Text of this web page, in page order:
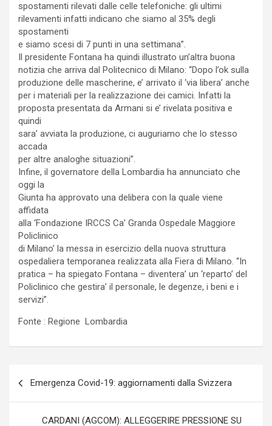
spostamenti rilevati dalle celle telefoniche: gli ultimi
rilevamenti infatti indicano che siamo al 35% degli
spostamenti
e siamo scesi di 7 punti in una settimana”.
Il presidente Fontana ha quindi illustrato un’altra buona
notizia che arriva dal Politecnico di Milano: “Dopo l’ok sulla
produzione delle mascherine, e’ arrivato il ‘via libera’ anche
per i materiali per la realizzazione dei camici. Infatti la
proposta presentata da Armani si e’ rivelata positiva e
quindi
sara’ avviata la produzione, ci auguriamo che lo stesso
accada
per altre analoghe situazioni”.
Infine, il governatore della Lombardia ha annunciato che
oggi la
Giunta ha approvato una delibera con la quale viene
affidata
alla ‘Fondazione IRCCS Ca’ Granda Ospedale Maggiore
Policlinico
di Milano’ la messa in esercizio della nuova struttura
ospedaliera temporanea realizzata alla Fiera di Milano. “In
pratica – ha spiegato Fontana – diventera’ un ‘reparto’ del
Policlinico che gestira’ il personale, le degenze, i beni e i
servizi”.
Fonte : Regione Lombardia
articoli
Emergenza Covid-19: aggiornamenti dalla Svizzera
CARDANI (AGCOM): ALLEGGERIRE PRESSIONE SU